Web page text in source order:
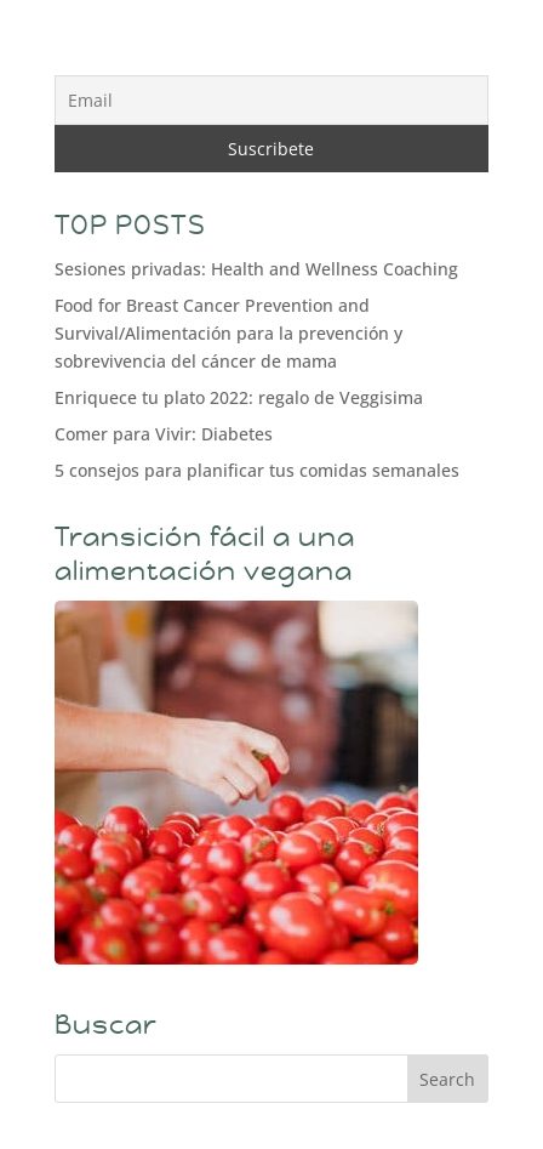
TOP POSTS
Sesiones privadas: Health and Wellness Coaching
Food for Breast Cancer Prevention and
Survival/Alimentación para la prevención y
sobrevivencia del cáncer de mama
Enriquece tu plato 2022: regalo de Veggisima
Comer para Vivir: Diabetes
5 consejos para planificar tus comidas semanales
Transición fácil a una
alimentación vegana
Buscar